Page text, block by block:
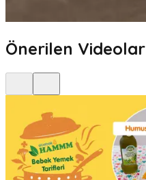
Önerilen Videolar